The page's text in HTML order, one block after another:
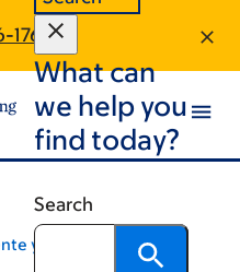
What can
we help you
find today?
Search
y la comunidad